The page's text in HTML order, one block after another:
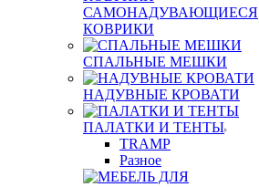
САМОНАДУВАЮЩИЕСЯ
КОВРИКИ
СПАЛЬНЫЕ МЕШКИ
НАДУВНЫЕ КРОВАТИ
ПАЛАТКИ И ТЕНТЫ
TRAMP
Разное